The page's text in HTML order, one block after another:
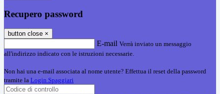
Recupero password
button close ×
E-mail Verrà inviato un messaggio
all'indirizzo indicato con le istruzioni necessarie.
Non hai una e-mail associata al nome utente? Effettua il reset della password
tramite la Login Spaggiari